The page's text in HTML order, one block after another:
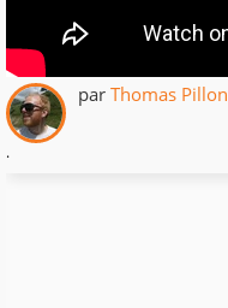
par Thomas Pillon
.